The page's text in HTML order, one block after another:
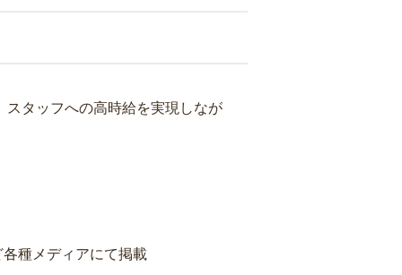
タッフへの高時給を実現しなが
種メディアにて掲載